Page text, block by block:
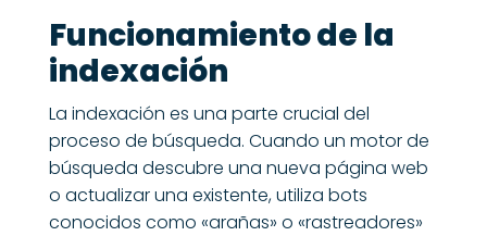
Funcionamiento de la
indexación
La indexación es una parte crucial del
proceso de búsqueda. Cuando un motor de
búsqueda descubre una nueva página web
o actualizar una existente, utiliza bots
conocidos como «arañas» o «rastreadores»